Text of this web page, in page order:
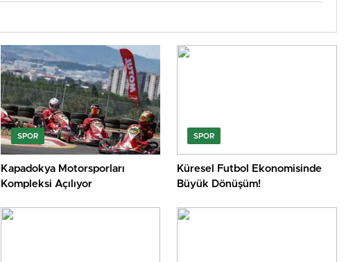
SPOR
Kapadokya Motorsporları
Kompleksi Açılıyor
SPOR
Küresel Futbol Ekonomisinde
Büyük Dönüşüm!